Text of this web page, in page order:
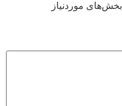
بخش‌های موردنیاز